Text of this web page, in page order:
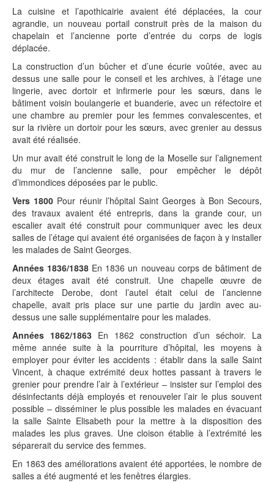
La cuisine et l’apothicairie avaient été déplacées, la cour
agrandie, un nouveau portail construit près de la maison du
chapelain et l’ancienne porte d’entrée du corps de logis
déplacée.
La construction d’un bûcher et d’une écurie voûtée, avec au
dessus une salle pour le conseil et les archives, à l’étage une
lingerie, avec dortoir et infirmerie pour les sœurs, dans le
bâtiment voisin boulangerie et buanderie, avec un réfectoire et
une chambre au premier pour les femmes convalescentes, et
sur la rivière un dortoir pour les sœurs, avec grenier au dessus
avait été réalisée.
Un mur avait été construit le long de la Moselle sur l’alignement
du mur de l’ancienne salle, pour empêcher le dépôt
d’immondices déposées par le public.
Vers 1800 Pour réunir l’hôpital Saint Georges à Bon Secours,
des travaux avaient été entrepris, dans la grande cour, un
escalier avait été construit pour communiquer avec les deux
salles de l’étage qui avaient été organisées de façon à y installer
les malades de Saint Georges.
Années 1836/1838 En 1836 un nouveau corps de bâtiment de
deux étages avait été construit. Une chapelle œuvre de
l’architecte Derobe, dont l’autel était celui de l’ancienne
chapelle, avait pris place sur une partie du jardin avec au-
dessus une salle supplémentaire pour les malades.
Années 1862/1863 En 1862 construction d’un séchoir. La
même année suite à la pourriture d’hôpital, les moyens à
employer pour éviter les accidents : établir dans la salle Saint
Vincent, à chaque extrémité deux hottes passant à travers le
grenier pour prendre l’air à l’extérieur – insister sur l’emploi des
désinfectants déjà employés et renouveler l’air le plus souvent
possible – disséminer le plus possible les malades en évacuant
la salle Sainte Elisabeth pour la mettre à la disposition des
malades les plus graves. Une cloison établie à l’extrémité les
séparerait du service des femmes.
En 1863 des améliorations avaient été apportées, le nombre de
salles a été augmenté et les fenêtres élargies.